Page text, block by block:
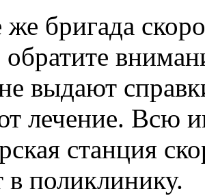
же бригада
обратите
выдают
лечение. Всю
станция
в поликлинику.